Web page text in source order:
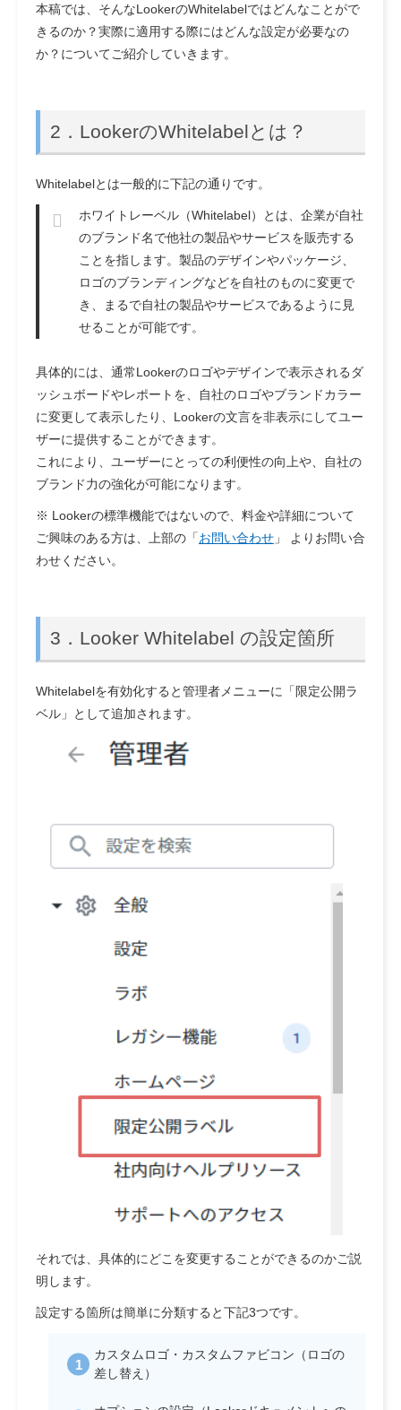
本稿では、そんなLookerのWhitelabelではどんなことがで
きるのか？実際に適用する際にはどんな設定が必要なの
か？についてご紹介していきます。
2．LookerのWhitelabelとは？
Whitelabelとは一般的に下記の通りです。
ホワイトレーベル（Whitelabel）とは、企業が自社
のブランド名で他社の製品やサービスを販売する
ことを指します。製品のデザインやパッケージ、
ロゴのブランディングなどを自社のものに変更で
き、まるで自社の製品やサービスであるように見
せることが可能です。
具体的には、通常Lookerのロゴやデザインで表示されるダ
ッシュボードやレポートを、自社のロゴやブランドカラー
に変更して表示したり、Lookerの文言を非表示にしてユー
ザーに提供することができます。
これにより、ユーザーにとっての利便性の向上や、自社の
ブランド力の強化が可能になります。
※ Lookerの標準機能ではないので、料金や詳細について
ご興味のある方は、上部の「お問い合わせ 」 よりお問い合
わせください。
3．Looker Whitelabel の設定箇所
Whitelabelを有効化すると管理者メニューに「限定公開ラ
ベル」として追加されます。
それでは、具体的にどこを変更することができるのかご説
明します。
設定する箇所は簡単に分類すると下記3つです。
カスタムロゴ・カスタムファビコン（ロゴの
差し替え）